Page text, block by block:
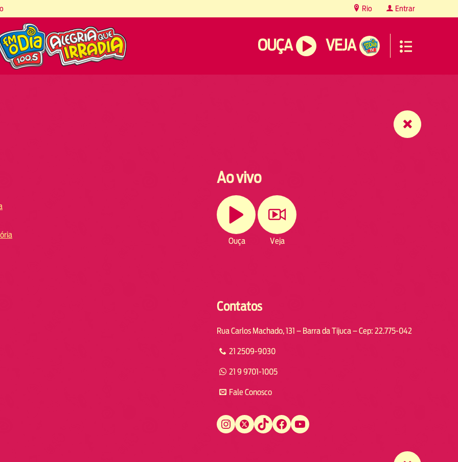
Rio Entrar
OUÇA VEJA
Ao vivo
Ouça Veja
Contatos
Rua Carlos Machado, 131 – Barra da Tijuca – Cep: 22.775-042
21 2509-9030
21 9 9701-1005
Fale Conosco
Instagram Twitter TikTok Facebook YouTube